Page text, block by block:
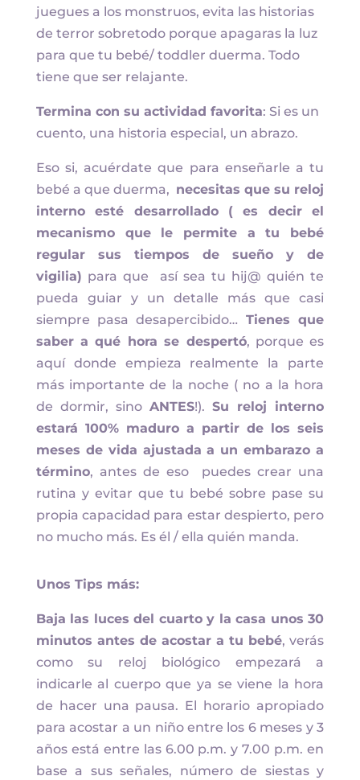
juegues a los monstruos, evita las historias
de terror sobretodo porque apagaras la luz
para que tu bebé/ toddler duerma. Todo
tiene que ser relajante.
Termina con su actividad favorita: Si es un
cuento, una historia especial, un abrazo.
Eso si, acuérdate que para enseñarle a tu
bebé a que duerma, necesitas que su reloj
interno esté desarrollado ( es decir el
mecanismo que le permite a tu bebé
regular sus tiempos de sueño y de
vigilia) para que así sea tu hij@ quién te
pueda guiar y un detalle más que casi
siempre pasa desapercibido… Tienes que
saber a qué hora se despertó, porque es
aquí donde empieza realmente la parte
más importante de la noche ( no a la hora
de dormir, sino ANTES!).Su reloj interno
estará 100% maduro a partir de los seis
meses de vida ajustada a un embarazo a
término, antes de eso puedes crear una
rutina y evitar que tu bebé sobre pase su
propia capacidad para estar despierto, pero
no mucho más. Es él / ella quién manda.
Unos Tips más:
Baja las luces del cuarto y la casa unos 30
minutos antes de acostar a tu bebé, verás
como su reloj biológico empezará a
indicarle al cuerpo que ya se viene la hora
de hacer una pausa. El horario apropiado
para acostar a un niño entre los 6 meses y 3
años está entre las 6.00 p.m. y 7.00 p.m. en
base a sus señales, número de siestas y